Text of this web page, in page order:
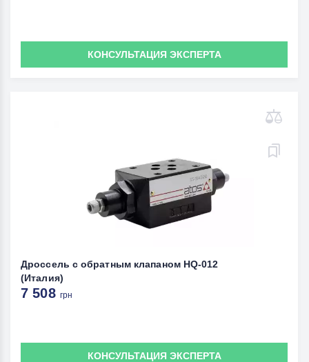
КОНСУЛЬТАЦИЯ ЭКСПЕРТА
Дроссель с обратным клапаном HQ-012
(Италия)
7 508 грн
КОНСУЛЬТАЦИЯ ЭКСПЕРТА